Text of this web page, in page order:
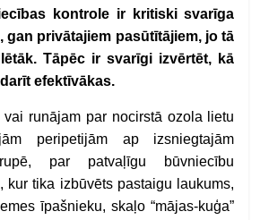
kontrole ir kritiski svarīga
gan privātajiem pasūtītājiem, jo tā
Tāpēc ir svarīgi izvērtēt, kā
efektīvākas.
vai runājam par nocirstā ozola lietu
peripetijām ap izsniegtajām
par patvaļīgu būvniecību
kur tika izbūvēts pastaigu laukums,
īpašnieku, skaļo “mājas-kuģa”